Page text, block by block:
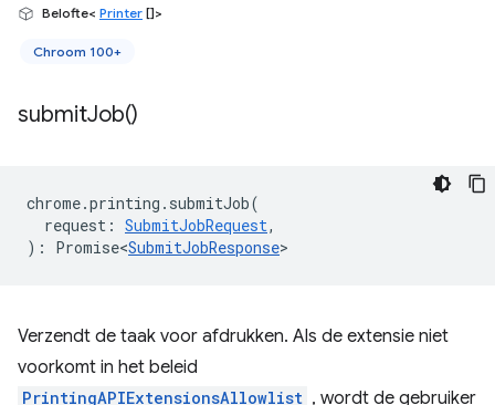
Belofte< Printer []>
Chroom 100+
submitJob()
chrome.printing . submitJob(
request : SubmitJobRequest,
) : Promise<SubmitJobResponse>
Verzendt de taak voor afdrukken. Als de extensie niet
voorkomt in het beleid
PrintingAPIExtensionsAllowlist , wordt de gebruiker